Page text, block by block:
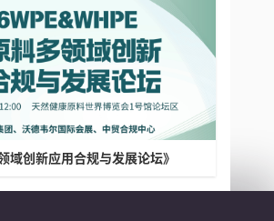
域创新应用合规与发展论坛》